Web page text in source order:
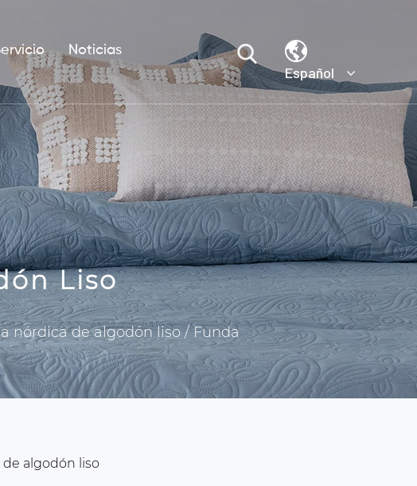
Noticias
Español
Liso
nórdica de algodón liso/Funda
algodón liso